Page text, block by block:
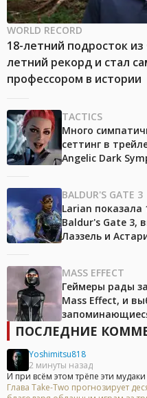
WORLD RECORD
18-летний подросток
летний рекорд и стал
профессором в истории
TACTICS
Много
сеттинг в
Angelic Dark
BALDUR'S GATE 3
Larian
Baldur's Gate 3,
Лаэзель и
MASS EFFECT
Геймеры рады
Mass Effect, и
ПОСЛЕДНИЕ
Yoshimitsu818
2 минуты назад
И при всём этом трёпе эти
Глава Take-Two прогнозирует